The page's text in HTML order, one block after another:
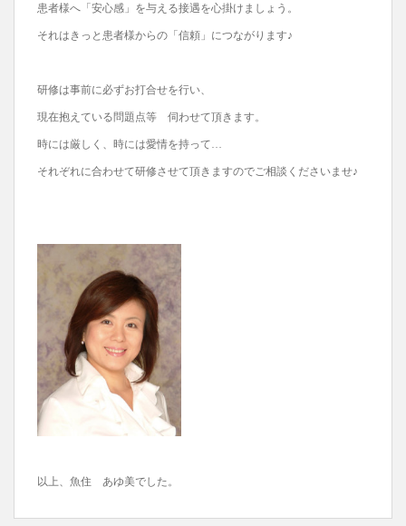
患者様へ「安心感」を与える接遇を心掛けましょう。
それはきっと患者様からの「信頼」につながります♪
研修は事前に必ずお打合せを行い、
現在抱えている問題点等 伺わせて頂きます。
時には厳しく、時には愛情を持って…
それぞれに合わせて研修させて頂きますのでご相談くださいませ♪
以上、魚住 あゆ美でした。